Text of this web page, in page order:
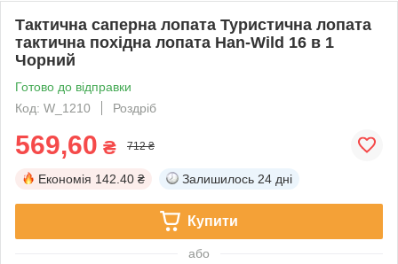
Тактична саперна лопата Туристична лопата
тактична похідна лопата Han-Wild 16 в 1
Чорний
Готово до відправки
Код: W_1210
Роздріб
569,60 ₴ 712 ₴
Економія 142.40 ₴ Залишилось 24 дні
Купити
або